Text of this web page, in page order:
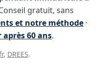
gratuit, sans
et notre méthode ·
60 ans.
, DREES.